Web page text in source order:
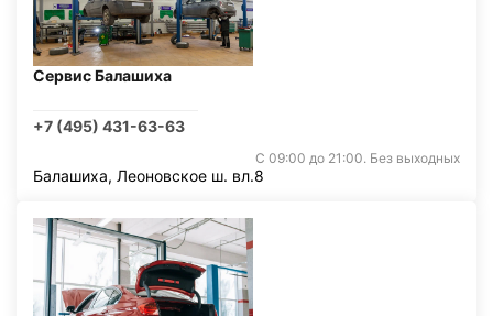
Сервис Балашиха
+7 (495) 431-63-63
С 09:00 до 21:00. Без выходных
Балашиха, Леоновское ш. вл.8